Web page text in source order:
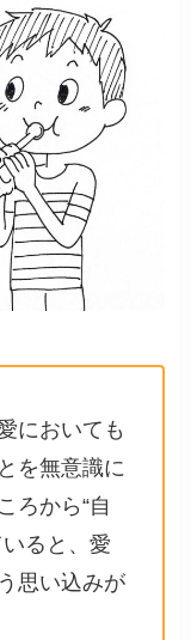
においても
を無意識に
ろから“自
ると、愛
思い込みが